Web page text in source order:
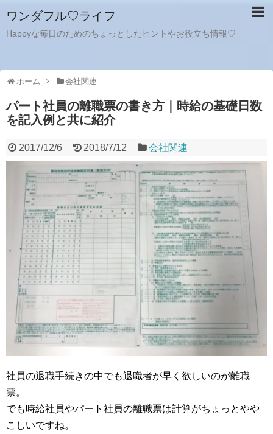
ワンダフル♡ライフ
Happyな毎日のためのちょっとしたヒントやお役立ち情報♡
ホーム 会社関連
パート社員の離職票の書き方｜時給の基礎日数
を記入例と共に紹介
2017/12/6 2018/7/12 会社関連
社員の退職手続きの中でも退職者が早く欲しいのが離職
票。
でも時給社員やパート社員の離職票は計算がちょっとやや
こしいですね。